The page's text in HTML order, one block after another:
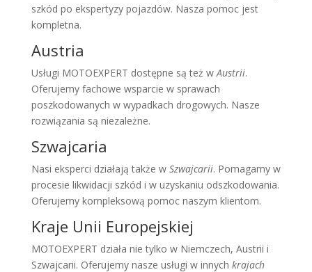
szkód po ekspertyzy pojazdów. Nasza pomoc jest
kompletna.
Austria
Usługi MOTOEXPERT dostępne są też wAustrii.
Oferujemy fachowe wsparcie w sprawach
poszkodowanych w wypadkach drogowych. Nasze
rozwiązania są niezależne.
Szwajcaria
Nasi eksperci działają także w Szwajcarii. Pomagamy w
procesie likwidacji szkód i w uzyskaniu odszkodowania.
Oferujemy kompleksową pomoc naszym klientom.
Kraje Unii Europejskiej
MOTOEXPERT działa nie tylko w Niemczech, Austrii i
Szwajcarii. Oferujemy nasze usługi w innych krajach